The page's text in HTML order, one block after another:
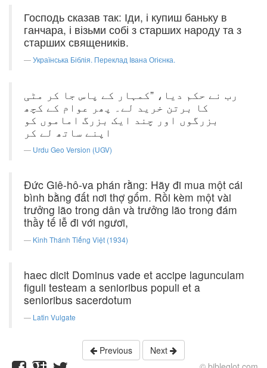
Господь сказав так: Іди, і купиш баньку в
ганчара, і візьми собі з старших народу та з
старших священиків.
Українська Біблія. Переклад Івана Огієнка.
رب نے حکم دیا، ”کمہار کے پاس جا کر مٹی
کا برتن خرید لے۔ پھر عوام کے کچھ
بزرگوں اور چند ایک بزرگ اماموں کو
اپنے ساتھ لے کر
Urdu Geo Version (UGV)
Ðức Giê-hô-va phán rằng: Hãy đi mua một cái
bình bằng đất nơi thợ gốm. Rồi kèm một vài
trưởng lão trong dân và trưởng lão trong đám
thầy tế lễ đi với ngươi,
Kinh Thánh Tiếng Việt (1934)
haec dicit Dominus vade et accipe lagunculam
figuli testeam a senioribus populi et a
senioribus sacerdotum
Latin Vulgate
Previous
Next